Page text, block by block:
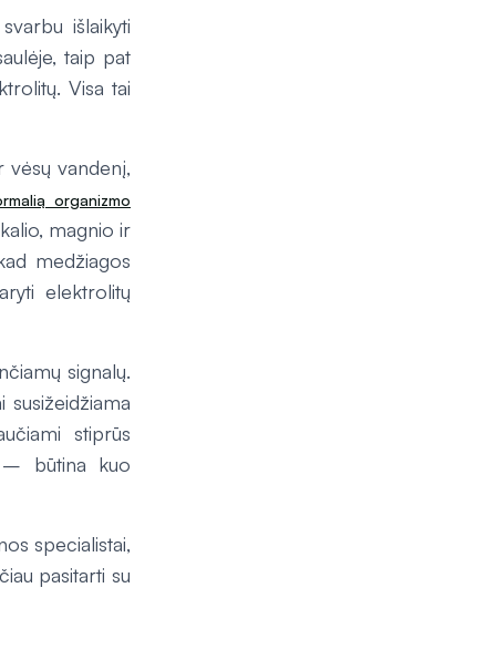
išlaikyti
taip pat
Visa tai
vėsų vandenį,
organizmo
magnio ir
medžiagos
elektrolitų
signalų.
susižeidžiama
stiprūs
– būtina kuo
specialistai,
pasitarti su